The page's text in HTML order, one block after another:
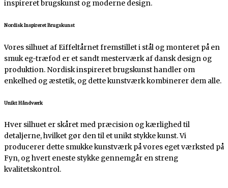
inspireret brugskunst og moderne design.
Nordisk Inspireret Brugskunst
Vores silhuet af Eiffeltårnet fremstillet i stål og monteret på en
smuk eg-træfod er et sandt mesterværk af dansk design og
produktion. Nordisk inspireret brugskunst handler om
enkelhed og æstetik, og dette kunstværk kombinerer dem alle.
Unikt Håndværk
Hver silhuet er skåret med præcision og kærlighed til
detaljerne, hvilket gør den til et unikt stykke kunst. Vi
producerer dette smukke kunstværk på vores eget værksted på
Fyn, og hvert eneste stykke gennemgår en streng
kvalitetskontrol.